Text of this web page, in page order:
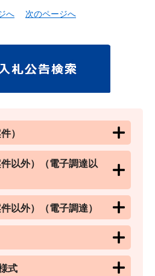
へ 次のページへ
）
以外）（電子調達以
以外）（電子調達）
式